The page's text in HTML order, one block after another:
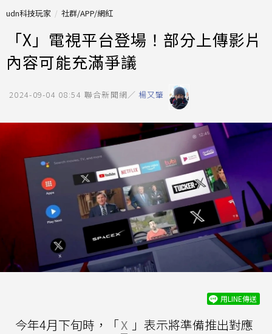
udn科技玩家 社群/APP/網紅
「X」電視平台登場！部分上傳影片
內容可能充滿爭議
2024-09-04 08:54 聯合新聞網／ 楊又肇
用LINE傳送
今年4月下旬時，「X 」表示將準備推出對應